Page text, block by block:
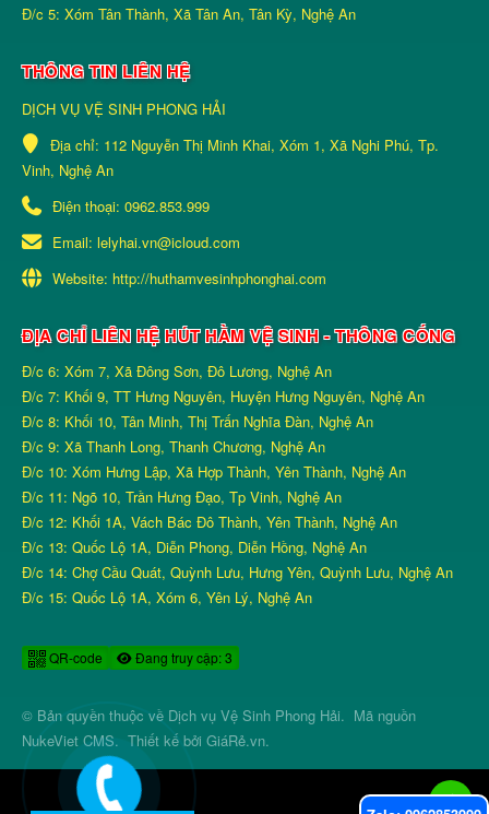
Đ/c 5: Xóm Tân Thành, Xã Tân An, Tân Kỳ, Nghệ An
THÔNG TIN LIÊN HỆ
DỊCH VỤ VỆ SINH PHONG HẢI
Địa chỉ: 112 Nguyễn Thị Minh Khai, Xóm 1, Xã Nghi Phú, Tp.
Vinh, Nghệ An
Điện thoại: 0962.853.999
Email: lelyhai.vn@icloud.com
Website: http://huthamvesinhphonghai.com
ĐỊA CHỈ LIÊN HỆ HÚT HẦM VỆ SINH - THÔNG CỐNG
Đ/c 6: Xóm 7, Xã Đông Sơn, Đô Lương, Nghệ An
Đ/c 7: Khối 9, TT Hưng Nguyên, Huyện Hưng Nguyên, Nghệ An
Đ/c 8: Khối 10, Tân Minh, Thị Trấn Nghĩa Đàn, Nghệ An
Đ/c 9: Xã Thanh Long, Thanh Chương, Nghệ An
Đ/c 10: Xóm Hưng Lập, Xã Hợp Thành, Yên Thành, Nghệ An
Đ/c 11: Ngõ 10, Trần Hưng Đạo, Tp Vinh, Nghệ An
Đ/c 12: Khối 1A, Vách Bác Đô Thành, Yên Thành, Nghệ An
Đ/c 13: Quốc Lộ 1A, Diễn Phong, Diễn Hồng, Nghệ An
Đ/c 14: Chợ Cầu Quát, Quỳnh Lưu, Hưng Yên, Quỳnh Lưu, Nghệ An
Đ/c 15: Quốc Lộ 1A, Xóm 6, Yên Lý, Nghệ An
QR-code Đang truy cập: 3
© Bản quyền thuộc về Dịch vụ Vệ Sinh Phong Hải. Mã nguồn
NukeViet CMS. Thiết kế bởi GiáRẻ.vn.